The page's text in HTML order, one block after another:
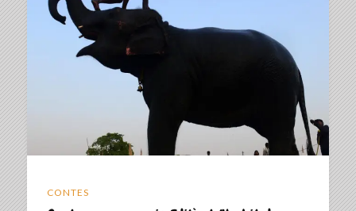
CONTES